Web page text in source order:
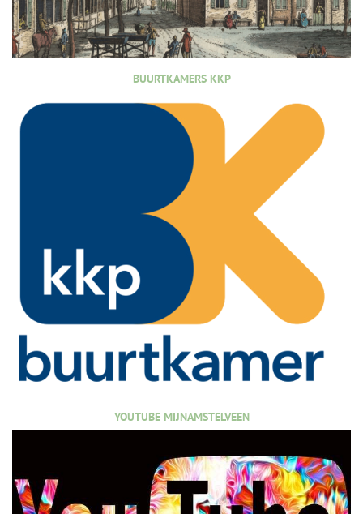
BUURTKAMERS KKP
YOUTUBE MIJNAMSTELVEEN